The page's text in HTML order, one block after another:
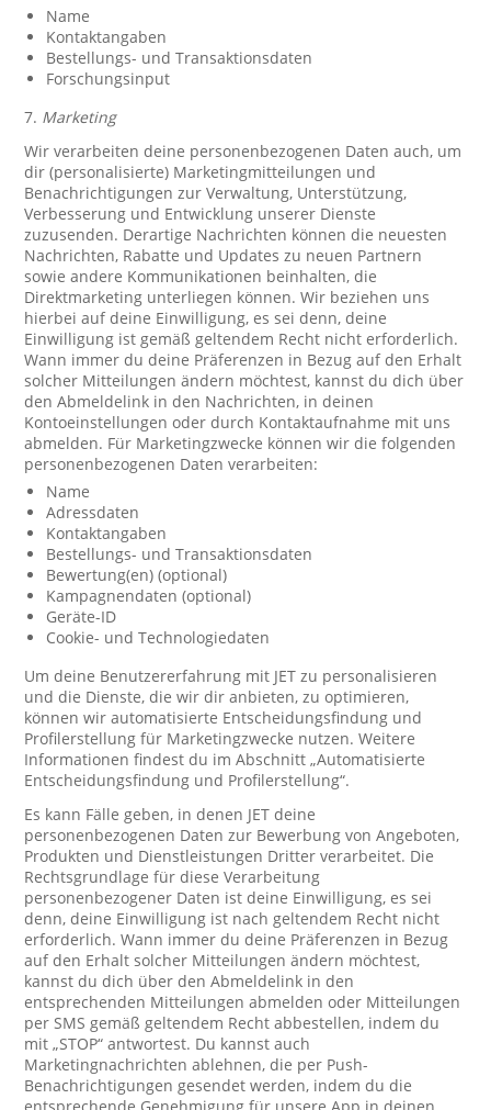
Name
Kontaktangaben
Bestellungs- und Transaktionsdaten
Forschungsinput
7. Marketing
Wir verarbeiten deine personenbezogenen Daten auch, um
dir (personalisierte) Marketingmitteilungen und
Benachrichtigungen zur Verwaltung, Unterstützung,
Verbesserung und Entwicklung unserer Dienste
zuzusenden. Derartige Nachrichten können die neuesten
Nachrichten, Rabatte und Updates zu neuen Partnern
sowie andere Kommunikationen beinhalten, die
Direktmarketing unterliegen können. Wir beziehen uns
hierbei auf deine Einwilligung, es sei denn, deine
Einwilligung ist gemäß geltendem Recht nicht erforderlich.
Wann immer du deine Präferenzen in Bezug auf den Erhalt
solcher Mitteilungen ändern möchtest, kannst du dich über
den Abmeldelink in den Nachrichten, in deinen
Kontoeinstellungen oder durch Kontaktaufnahme mit uns
abmelden. Für Marketingzwecke können wir die folgenden
personenbezogenen Daten verarbeiten:
Name
Adressdaten
Kontaktangaben
Bestellungs- und Transaktionsdaten
Bewertung(en) (optional)
Kampagnendaten (optional)
Geräte-ID
Cookie- und Technologiedaten
Um deine Benutzererfahrung mit JET zu personalisieren
und die Dienste, die wir dir anbieten, zu optimieren,
können wir automatisierte Entscheidungsfindung und
Profilerstellung für Marketingzwecke nutzen. Weitere
Informationen findest du im Abschnitt „Automatisierte
Entscheidungsfindung und Profilerstellung“.
Es kann Fälle geben, in denen JET deine
personenbezogenen Daten zur Bewerbung von Angeboten,
Produkten und Dienstleistungen Dritter verarbeitet. Die
Rechtsgrundlage für diese Verarbeitung
personenbezogener Daten ist deine Einwilligung, es sei
denn, deine Einwilligung ist nach geltendem Recht nicht
erforderlich. Wann immer du deine Präferenzen in Bezug
auf den Erhalt solcher Mitteilungen ändern möchtest,
kannst du dich über den Abmeldelink in den
entsprechenden Mitteilungen abmelden oder Mitteilungen
per SMS gemäß geltendem Recht abbestellen, indem du
mit „STOP“ antwortest. Du kannst auch
Marketingnachrichten ablehnen, die per Push-
Benachrichtigungen gesendet werden, indem du die